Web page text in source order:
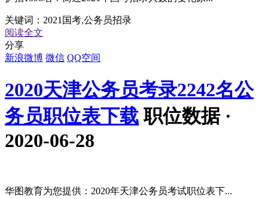
关键词： 2021国考,公务员招录
阅读全文
分享
新浪微博 微信 QQ空间
2020天津公务员考录2242名公
务员职位表下载 职位数据 ·
2020-06-28
华图教育为您提供：2020年天津公务员考试职位表下...